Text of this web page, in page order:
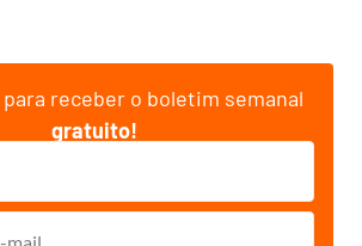
para receber o boletim semanal
gratuito!